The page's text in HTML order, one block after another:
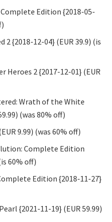
Edition {2018-05-
2 {2018-12-04} (EUR 39.9) (is
Heroes 2 {2017-12-01} (EUR
Wrath of the White
(was 80% off)
9.99) (was 60% off)
Complete Edition
60% off)
Edition {2018-11-27}
{2021-11-19} (EUR 59.99)